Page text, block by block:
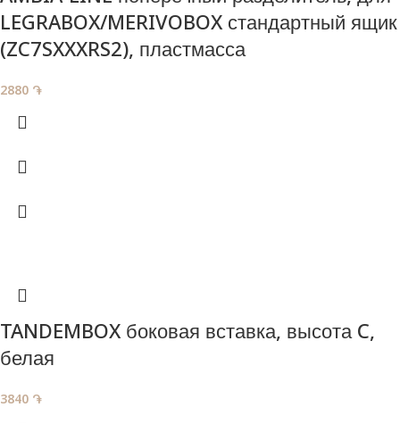
LEGRABOX/MERIVOBOX стандартный ящик
(ZC7SXXXRS2), пластмасса
2880 ֏
TANDEMBOX боковая вставка, высота C,
белая
3840 ֏